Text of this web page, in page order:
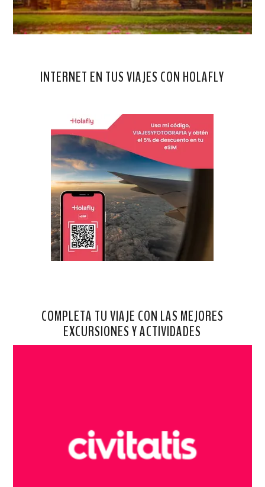
INTERNET EN TUS VIAJES CON HOLAFLY
COMPLETA TU VIAJE CON LAS MEJORES
EXCURSIONES Y ACTIVIDADES